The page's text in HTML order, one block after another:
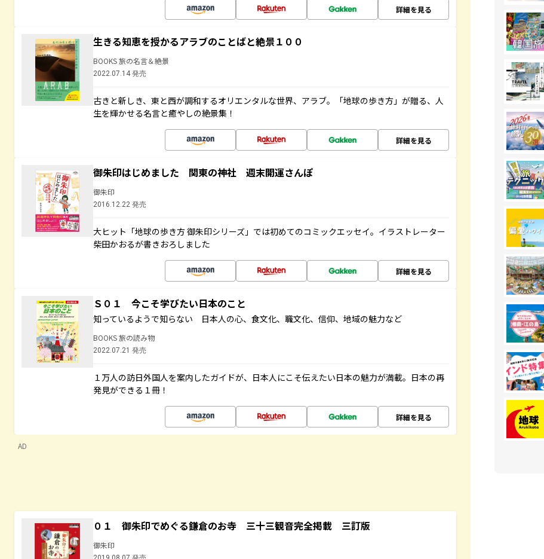
詳細を見る
生きる知恵を授かるアラブのことばと絶景１００
BOOKS 旅の名言＆絶景
2022.07.14 発売
古きと新しき、東と西が調和するオリエンタルな世界、アラブ。「地球の歩き方」が贈る、人
生を輝かせる名言と癒やしの絶景集！
詳細を見る
御朱印はじめました 関東の神社 週末開運さんぽ
御朱印
2016.12.22 発売
大ヒット「地球の歩き方 御朱印シリーズ」では初めてのコミックエッセイ。イラストレーター
柴田かおるが書きおろしました
詳細を見る
Ｓ０１ 今こそ学びたい日本のこと
知っているようで知らない 日本人の心、食文化、職文化、信仰、地域の魅力など
BOOKS 旅の読み物
2022.07.21 発売
１万人の訪日外国人を案内したガイドが、日本人にこそ伝えたい日本の魅力が満載。日本の再
発見ができる１冊！
詳細を見る
AD
０１ 御朱印でめぐる鎌倉のお寺 三十三観音完全掲載 三訂版
御朱印